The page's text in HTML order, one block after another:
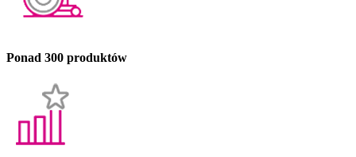
Ponad 300 produktów